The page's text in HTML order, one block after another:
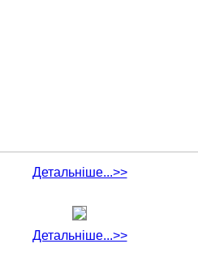
Детальніше...>>
Детальніше...>>